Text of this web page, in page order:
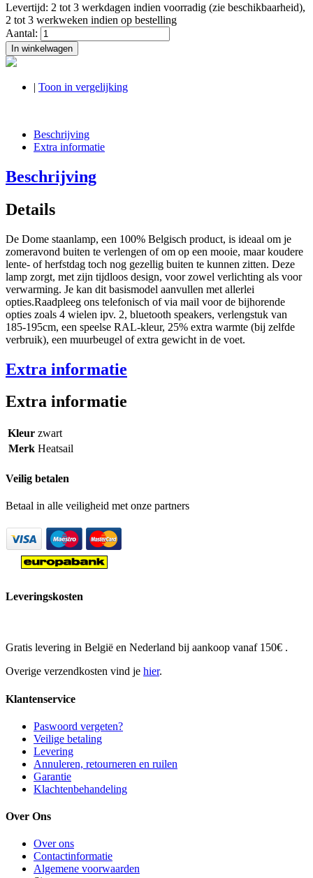
Levertijd: 2 tot 3 werkdagen indien voorradig (zie beschikbaarheid),
2 tot 3 werkweken indien op bestelling
Aantal:
In winkelwagen
| Toon in vergelijking
Beschrijving
Extra informatie
Beschrijving
Details
De Dome staanlamp, een 100% Belgisch product, is ideaal om je
zomeravond buiten te verlengen of om op een mooie, maar koudere
lente- of herfstdag toch nog gezellig buiten te kunnen zitten. Deze
lamp zorgt, met zijn tijdloos design, voor zowel verlichting als voor
verwarming. Je kan dit basismodel aanvullen met allerlei
opties.Raadpleeg ons telefonisch of via mail voor de bijhorende
opties zoals 4 wielen ipv. 2, bluetooth speakers, verlengstuk van
185-195cm, een speelse RAL-kleur, 25% extra warmte (bij zelfde
verbruik), een muurbeugel of extra gewicht in de voet.
Extra informatie
Extra informatie
Kleur zwart
Merk Heatsail
Veilig betalen
Betaal in alle veiligheid met onze partners
Leveringskosten
Gratis levering in België en Nederland bij aankoop vanaf 150€ .
Overige verzendkosten vind je hier.
Klantenservice
Paswoord vergeten?
Veilige betaling
Levering
Annuleren, retourneren en ruilen
Garantie
Klachtenbehandeling
Over Ons
Over ons
Contactinformatie
Algemene voorwaarden